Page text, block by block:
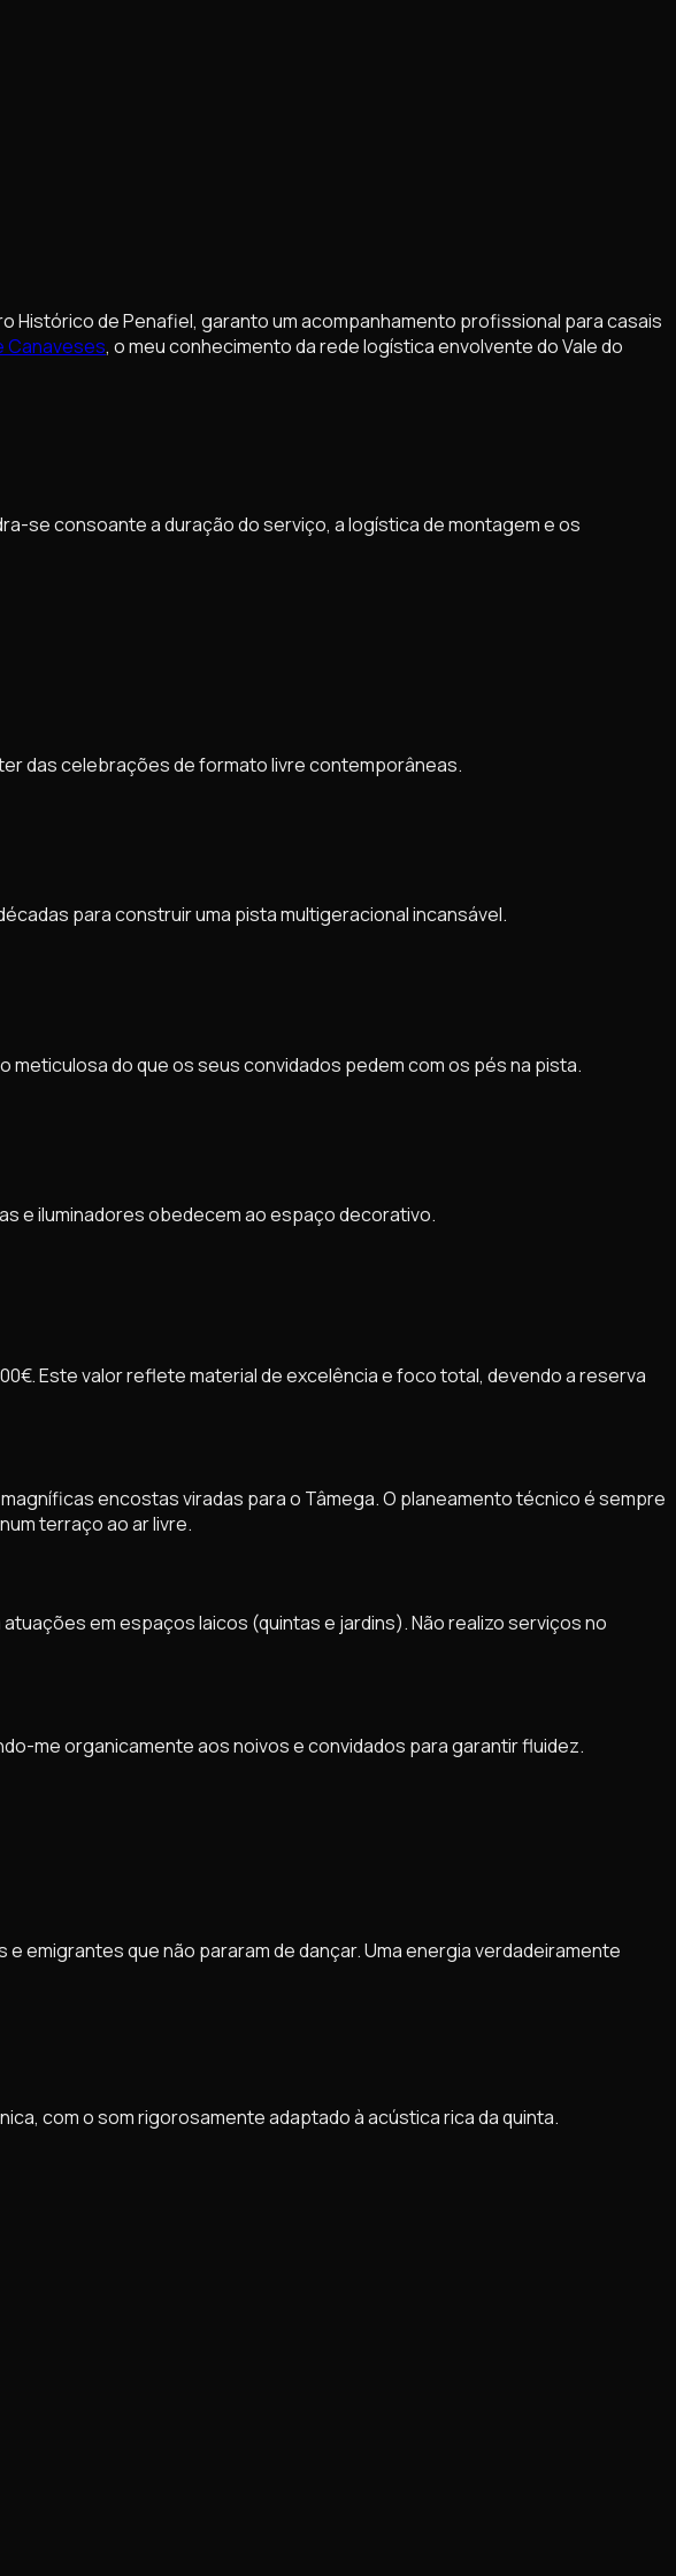
Histórico de Penafiel, garanto um acompanhamento profissional para casais
Canaveses, o meu conhecimento da rede logística envolvente do Vale do
se consoante a duração do serviço, a logística de montagem e os
das celebrações de formato livre contemporâneas.
para construir uma pista multigeracional incansável.
do que os seus convidados pedem com os pés na pista.
e iluminadores obedecem ao espaço decorativo.
Este valor reflete material de excelência e foco total, devendo a reserva
encostas viradas para o Tâmega. O planeamento técnico é sempre
terraço ao ar livre.
em espaços laicos (quintas e jardins). Não realizo serviços no
me organicamente aos noivos e convidados para garantir fluidez.
emigrantes que não pararam de dançar. Uma energia verdadeiramente
com o som rigorosamente adaptado à acústica rica da quinta.